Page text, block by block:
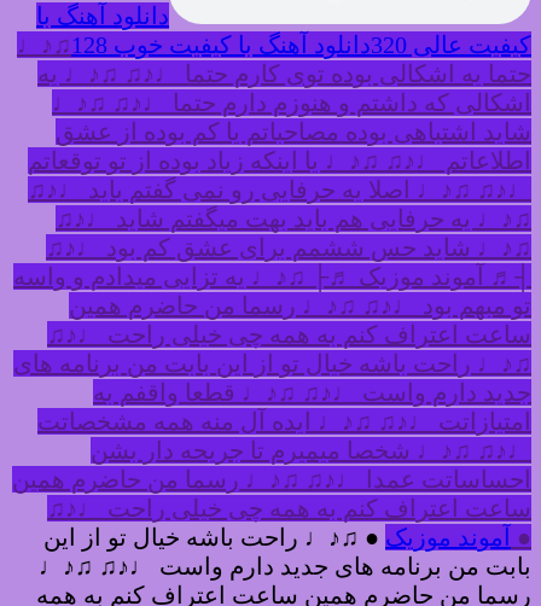
دانلود آهنگ با
کیفیت عالی 320
دانلود آهنگ با کیفیت خوب 128
♫♪♩
حتما یه اشکالی بوده توی کارم حتما ♩♪♫ ♫♪♩ یه
اشکالی که داشتم و هنوزم دارم حتما ♩♪♫ ♫♪♩
شاید اشتباهی بوده مصاحباتم یا کم بوده از عشق
اطلاعاتم ♩♪♫ ♫♪♩ یا اینکه زیاد بوده از تو توقعاتم
♩♪♫ ♫♪♩ اصلا یه حرفایی رو نمی گفتم باید ♩♪♫
♫♪♩ یه حرفایی هم باید بهت میگفتم شاید ♩♪♫
♫♪♩ شاید حس ششمم برای عشق کم بود ♩♪♫
┤♬ آموند موزیک ♬├ ♫♪♩ یه تزایی میدادم و واسه
تو مبهم بود ♩♪♫ ♫♪♩ رسما من حاضرم همین
ساعت اعتراف کنم به همه چی خیلی راحت ♩♪♫
♫♪♩ راحت باشه خیال تو از این بابت من برنامه های
جدید دارم واست ♩♪♫ ♫♪♩ قطعا واقفم به
امتیازاتت ♩♪♫ ♫♪♩ ایده آل منه همه مشخصاتت
♩♪♫ ♫♪♩ شخصا میمیرم تا جریحه دار بشن
احساساتت عمدا ♩♪♫ ♫♪♩ رسما من حاضرم همین
ساعت اعتراف کنم به همه چی خیلی راحت ♩♪♫
●
آموند موزیک ● ♫♪♩ راحت باشه خیال تو از این
بابت من برنامه های جدید دارم واست ♩♪♫ ♫♪♩
رسما من حاضرم همین ساعت اعتراف کنم به همه